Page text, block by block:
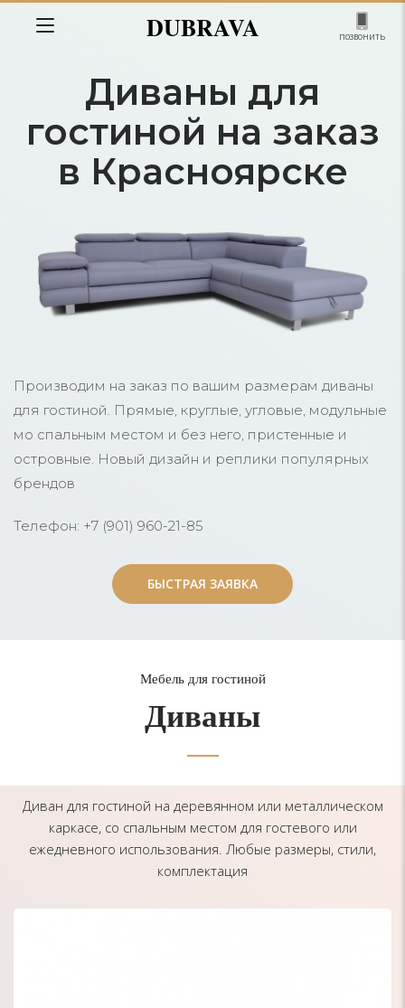
DUBRAVA позвонить
Диваны для
гостиной на заказ
в Красноярске
Производим на заказ по вашим размерам диваны
для гостиной. Прямые, круглые, угловые, модульные
мо спальным местом и без него, пристенные и
островные. Новый дизайн и реплики популярных
брендов
Телефон: +7 (901) 960-21-85
БЫСТРАЯ ЗАЯВКА
БЫСТРАЯ ЗАЯВКА
Мебель для гостиной
Диваны
Диван для гостиной на деревянном или металлическом
каркасе, со спальным местом для гостевого или
ежедневного использования. Любые размеры, стили,
комплектация